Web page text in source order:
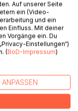
wegen eines
wird,
versucht er,
zu
Auf unserer Seite
ein (Video-
und ein
Einfluss. Mit deiner
Vorgänge ein. Du
Einstellungen“)
(BoD-Impressum)
ANPASSEN